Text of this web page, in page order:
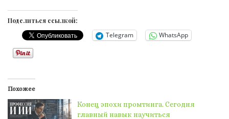
Поделиться ссылкой:
Telegram WhatsApp
Похожее
Конец эпохи промтинга. Сегодня
главный навык научиться